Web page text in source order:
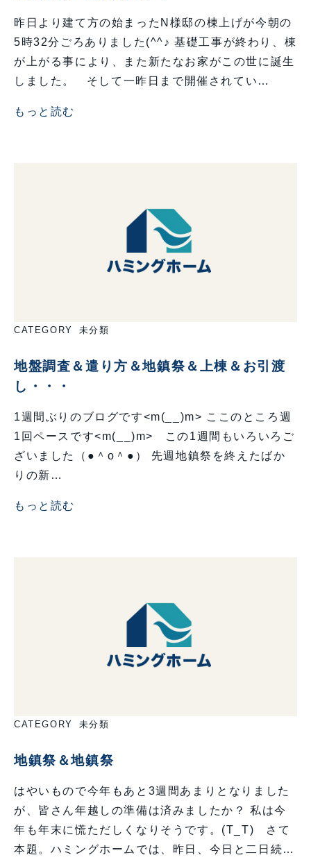
昨日より建て方の始まったN様邸の棟上げが今朝の
5時32分ごろありました(^^♪ 基礎工事が終わり、棟
が上がる事により、また新たなお家がこの世に誕生
しました。 そして一昨日まで開催されてい…
もっと読む
CATEGORY 未分類
地盤調査＆遣り方＆地鎮祭＆上棟＆お引渡
し・・・
1週間ぶりのブログです<m(__)m> ここのところ週
1回ペースです<m(__)m> この1週間もいろいろご
ざいました（●＾o＾●） 先週地鎮祭を終えたばか
りの新…
もっと読む
CATEGORY 未分類
地鎮祭＆地鎮祭
はやいもので今年もあと3週間あまりとなりました
が、皆さん年越しの準備は済みましたか？ 私は今
年も年末に慌ただしくなりそうです。(T_T) さて
本題。ハミングホームでは、昨日、今日と二日続…